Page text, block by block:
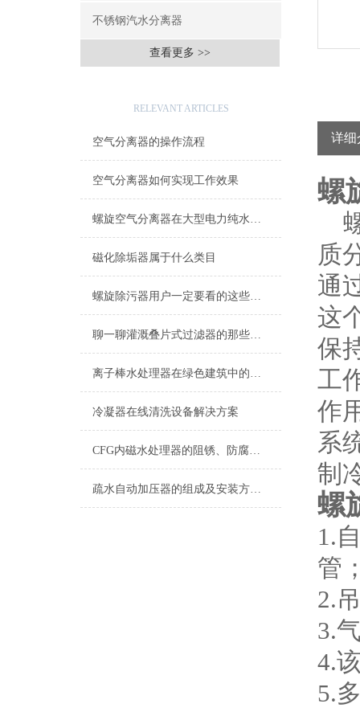
不锈钢汽水分离器
查看更多 >>
RELEVANT ARTICLES
空气分离器的操作流程
空气分离器如何实现工作效果
螺旋空气分离器在大型电力纯水冷却设备上的应用
磁化除垢器属于什么类目
螺旋除污器用户一定要看的这些事项
聊一聊灌溉叠片式过滤器的那些特点所在
离子棒水处理器在绿色建筑中的推广价值
冷凝器在线清洗设备解决方案
CFG内磁水处理器的阻锈、防腐原理
疏水自动加压器的组成及安装方法说明
详细
螺
质
通
这
保
工
作
系
制
螺
1.
管
2.
3.
4.
5.